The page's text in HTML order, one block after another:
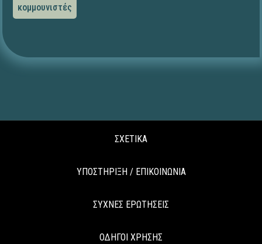
κομμουνιστές
ΣΧΕΤΙΚΑ
ΥΠΟΣΤΗΡΙΞΗ / ΕΠΙΚΟΙΝΩΝΙΑ
ΣΥΧΝΕΣ ΕΡΩΤΗΣΕΙΣ
ΟΔΗΓΟΙ ΧΡΗΣΗΣ